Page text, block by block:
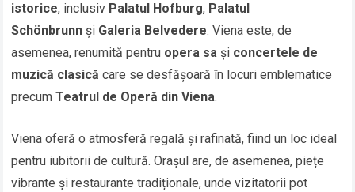
istorice, inclusiv Palatul Hofburg, Palatul
Schönbrunn și Galeria Belvedere. Viena este, de
asemenea, renumită pentru opera sa și concertele de
muzică clasică care se desfășoară în locuri emblematice
precumTeatrul de Operă din Viena.
Viena oferă o atmosferă regală și rafinată, fiind un loc ideal
pentru iubitorii de cultură. Orașul are, de asemenea, piețe
vibrante și restaurante tradiționale, unde vizitatorii pot